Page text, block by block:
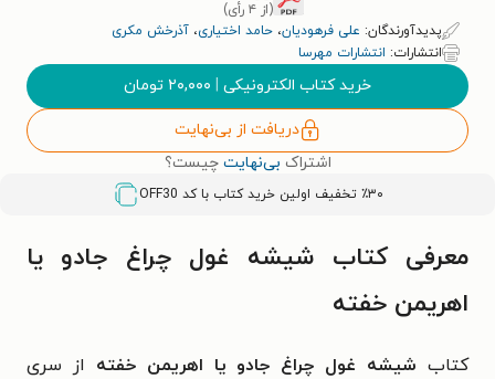
(از ۴ رأی)
پدیدآورندگان: علی فرهودیان، حامد اختیاری، آذرخش مکری
انتشارات: انتشارات مهرسا
خرید کتاب الکترونیکی | ۲۰,۰۰۰ تومان
دریافت از بی‌نهایت
اشتراک بی‌نهایت چیست؟
٪۳۰ تخفیف اولین خرید کتاب با کد OFF30
معرفی کتاب شیشه غول چراغ جادو یا
اهریمن خفته
کتاب شیشه غول چراغ جادو یا اهریمن خفته از سری